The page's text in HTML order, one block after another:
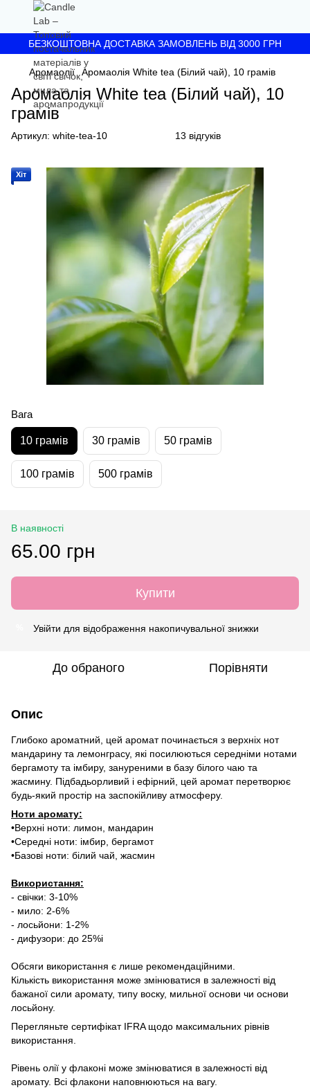
БЕЗКОШТОВНА ДОСТАВКА ЗАМОВЛЕНЬ ВІД 3000 ГРН
Аромаолії Аромаолія White tea (Білий чай), 10 грамів
Аромаолія White tea (Білий чай), 10
грамів
Артикул: white-tea-10 13 відгуків
Хіт
Вага
10 грамів 30 грамів 50 грамів
100 грамів 500 грамів
В наявності
65.00 грн
Купити
Увійти для відображення накопичувальної знижки
До обраного Порівняти
Опис
Глибоко ароматний, цей аромат починається з верхніх нот
мандарину та лемонграсу, які посилюються середніми нотами
бергамоту та імбиру, зануреними в базу білого чаю та
жасмину. Підбадьорливий і ефірний, цей аромат перетворює
будь-який простір на заспокійливу атмосферу.
Ноти аромату:
•Верхні ноти: лимон, мандарин
•Середні ноти: імбир, бергамот
•Базові ноти: білий чай, жасмин
Використання:
- свічки: 3-10%
- мило: 2-6%
- лосьйони: 1-2%
- дифузори: до 25%і
Обсяги використання є лише рекомендаційними.
Кількість використання може змінюватися в залежності від
бажаної сили аромату, типу воску, мильної основи чи основи
лосьйону.
Перегляньте сертифікат IFRA щодо максимальних рівнів
використання.
Рівень олії у флаконі може змінюватися в залежності від
аромату. Всі флакони наповнюються на вагу.